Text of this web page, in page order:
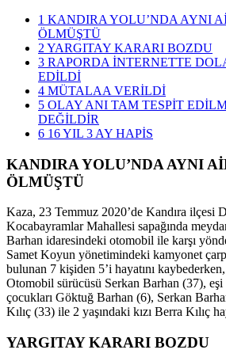
1 KANDIRA YOLU’NDA AYNI
ÖLMÜŞTÜ
2 YARGITAY KARARI BOZDU
3 RAPORDA İNTERNETTE
EDİLDİ
4 MÜTALAA VERİLDİ
5 OLAY ANI TAM TESPİT
DEĞİLDİR
6 16 YIL 3 AY HAPİS
KANDIRA YOLU’NDA AYNI
ÖLMÜŞTÜ
Kaza, 23 Temmuz 2020’de Kandıra ilçesi
Kocabayramlar Mahallesi sapağında
Barhan idaresindeki otomobil ile karşı
Samet Koyun yönetimindeki kamyonet
bulunan 7 kişiden 5’i hayatını
Otomobil sürücüsü Serkan Barhan (37),
çocukları Göktuğ Barhan (6), Serkan
Kılıç (33) ile 2 yaşındaki kızı Berra Kılıç
YARGITAY KARARI BOZDU